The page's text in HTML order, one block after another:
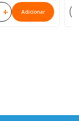
+ Adicionar